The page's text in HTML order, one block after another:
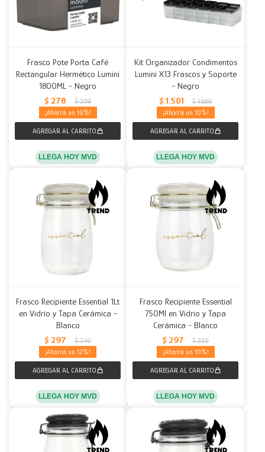
Frasco Pote Porta Café
Rectangular Hermético Lumini
1800ML - Negro
$ 278 $ 309
10
LLEGA HOY MVD
Kit Organizador Condimentos
Lumini X13 Frascos y Soporte
- Negro
$ 1.501 $ 1.669
10
LLEGA HOY MVD
Frasco Recipiente Essential 1Lt
en Vidrio y Tapa Cerámica -
Blanco
$ 297 $ 340
12
LLEGA HOY MVD
Frasco Recipiente Essential
750Ml en Vidrio y Tapa
Cerámica - Blanco
$ 297 $ 330
10
LLEGA HOY MVD